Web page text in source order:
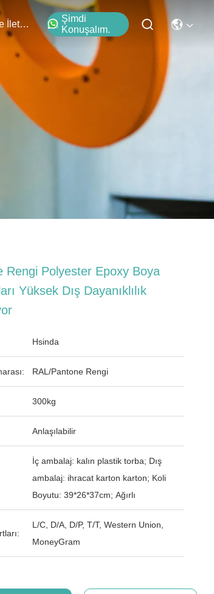
Bizimle İletişim
Şimdi
Konuşalım.
Rengi Polyester Epoxy Boya
Yüksek Dış Dayanıklılık
Hsinda
RAL/Pantone Rengi
300kg
Anlaşılabilir
İç ambalaj: kalın plastik torba; Dış
ambalaj: ihracat karton karton; Koli
Boyutu: 39*26*37cm; Ağırlı
L/C, D/A, D/P, T/T, Western Union,
MoneyGram